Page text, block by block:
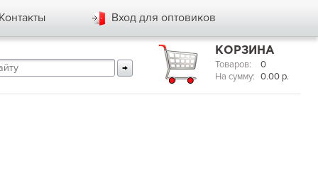
Вход для оптовиков
КОРЗИНА
Товаров:
0
На сумму: 0.00 р.